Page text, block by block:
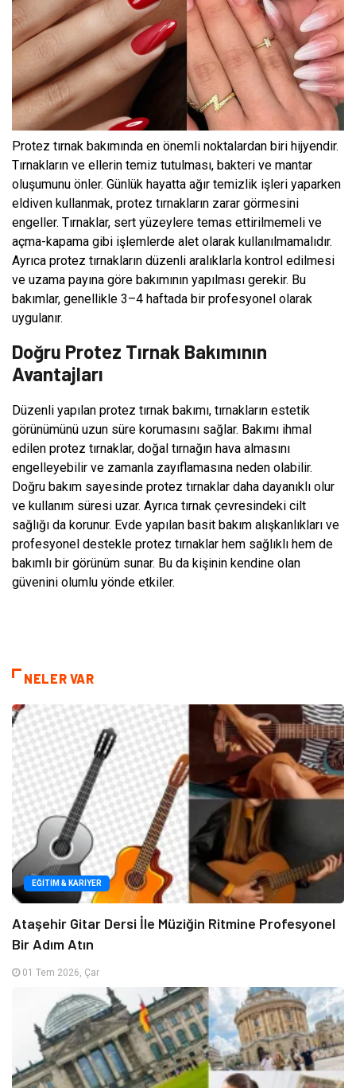
Protez tırnak bakımında en önemli noktalardan biri hijyendir.
Tırnakların ve ellerin temiz tutulması, bakteri ve mantar
oluşumunu önler. Günlük hayatta ağır temizlik işleri yaparken
eldiven kullanmak, protez tırnakların zarar görmesini
engeller. Tırnaklar, sert yüzeylere temas ettirilmemeli ve
açma-kapama gibi işlemlerde alet olarak kullanılmamalıdır.
Ayrıca protez tırnakların düzenli aralıklarla kontrol edilmesi
ve uzama payına göre bakımının yapılması gerekir. Bu
bakımlar, genellikle 3–4 haftada bir profesyonel olarak
uygulanır.
Doğru Protez Tırnak Bakımının
Avantajları
Düzenli yapılan protez tırnak bakımı, tırnakların estetik
görünümünü uzun süre korumasını sağlar. Bakımı ihmal
edilen protez tırnaklar, doğal tırnağın hava almasını
engelleyebilir ve zamanla zayıflamasına neden olabilir.
Doğru bakım sayesinde protez tırnaklar daha dayanıklı olur
ve kullanım süresi uzar. Ayrıca tırnak çevresindeki cilt
sağlığı da korunur. Evde yapılan basit bakım alışkanlıkları ve
profesyonel destekle protez tırnaklar hem sağlıklı hem de
bakımlı bir görünüm sunar. Bu da kişinin kendine olan
güvenini olumlu yönde etkiler.
NELER VAR
EĞITIM & KARIYER
Ataşehir Gitar Dersi İle Müziğin Ritmine Profesyonel
Bir Adım Atın
01 Tem 2026, Çar